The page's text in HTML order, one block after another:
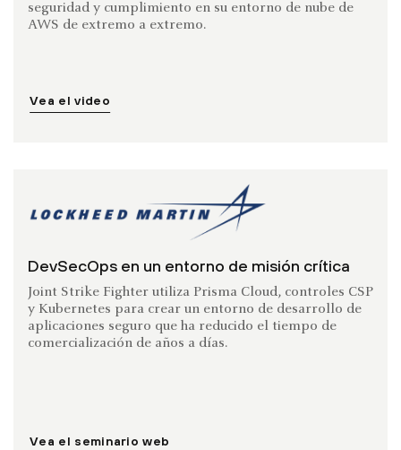
seguridad y cumplimiento en su entorno de nube de
AWS de extremo a extremo.
Vea el video
DevSecOps en un entorno de misión crítica
Joint Strike Fighter utiliza Prisma Cloud, controles CSP
y Kubernetes para crear un entorno de desarrollo de
aplicaciones seguro que ha reducido el tiempo de
comercialización de años a días.
Vea el seminario web